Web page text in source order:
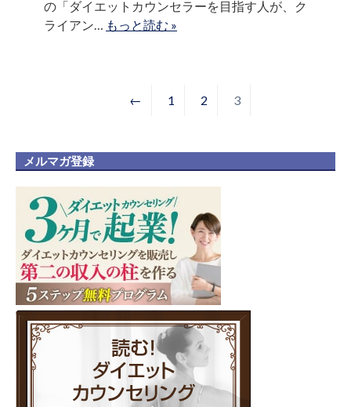
の「ダイエットカウンセラーを目指す人が、ク
ライアン… もっと読む »
← 1 2 3
メルマガ登録